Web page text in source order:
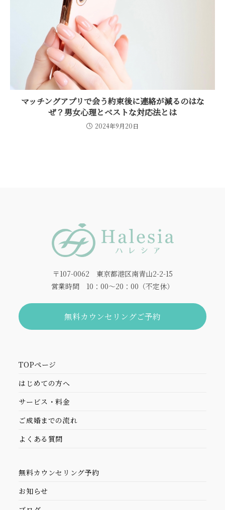
マッチングアプリで会う約束後に連絡が減るのはな
ぜ？男女心理とベストな対応法とは
2024年9月20日
〒107-0062 東京都港区南青山2-2-15
営業時間 10：00～20：00（不定休）
無料カウンセリングご予約
TOPページ
はじめての方へ
サービス・料金
ご成婚までの流れ
よくある質問
無料カウンセリング予約
お知らせ